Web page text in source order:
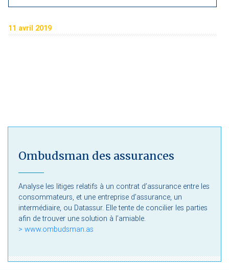
11 avril 2019
Ombudsman des assurances
Analyse les litiges relatifs à un contrat d’assurance entre les
consommateurs, et une entreprise d’assurance, un
intermédiaire, ou Datassur. Elle tente de concilier les parties
afin de trouver une solution à l’amiable.
> www.ombudsman.as